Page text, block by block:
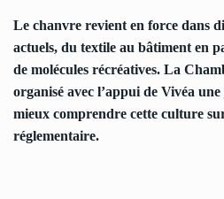
Le chanvre revient en force dans
actuels, du textile au bâtiment en
de molécules récréatives. La
organisé avec l’appui de Vivéa
mieux comprendre cette culture
réglementaire.